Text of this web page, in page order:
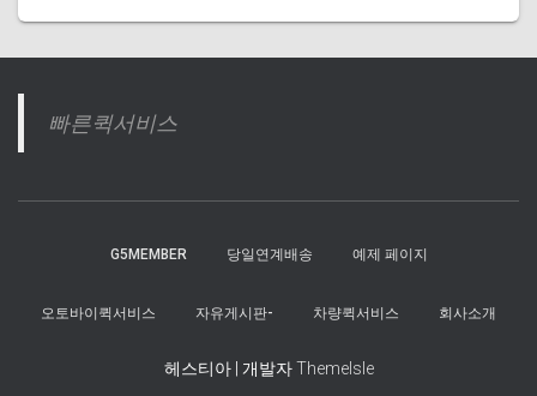
빠른퀵서비스
G5MEMBER 당일연계배송 예제 페이지
오토바이퀵서비스 자유게시판- 차량퀵서비스 회사소개
헤스티아 | 개발자ThemeIsle